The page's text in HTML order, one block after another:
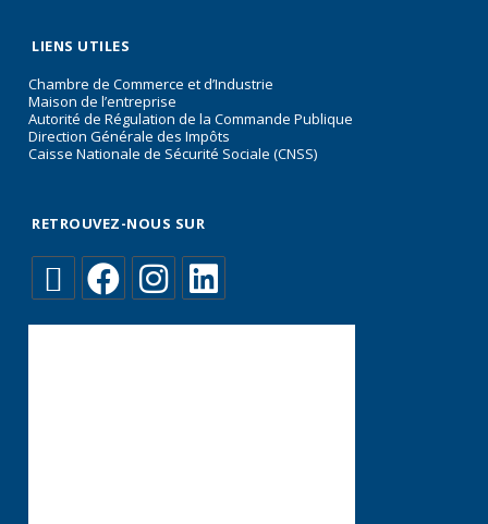
LIENS UTILES
Chambre de Commerce et d’Industrie
Maison de l’entreprise
Autorité de Régulation de la Commande Publique
Direction Générale des Impôts
Caisse Nationale de Sécurité Sociale (CNSS)
RETROUVEZ-NOUS SUR